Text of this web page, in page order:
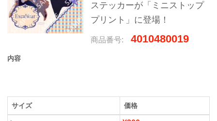
ステッカーが「ミニストップ
プリント」に登場！
商品番号: 4010480019
内容
サイズ 価格